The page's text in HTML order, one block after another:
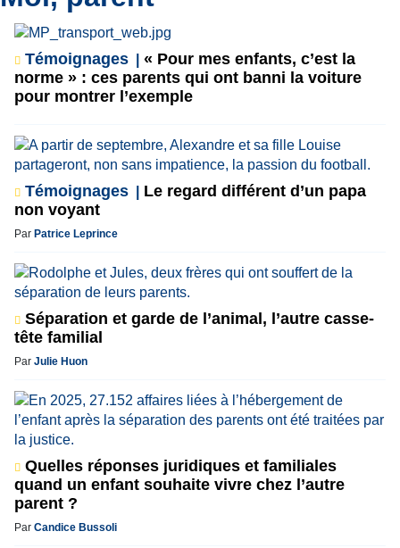
Témoignages
« Pour mes enfants, c’est la
norme » : ces parents qui ont banni la voiture
pour montrer l’exemple
Témoignages
Le regard différent d’un papa
non voyant
Par Patrice Leprince
Séparation et garde de l’animal, l’autre casse-
tête familial
Par Julie Huon
Quelles réponses juridiques et familiales
quand un enfant souhaite vivre chez l’autre
parent ?
Par Candice Bussoli